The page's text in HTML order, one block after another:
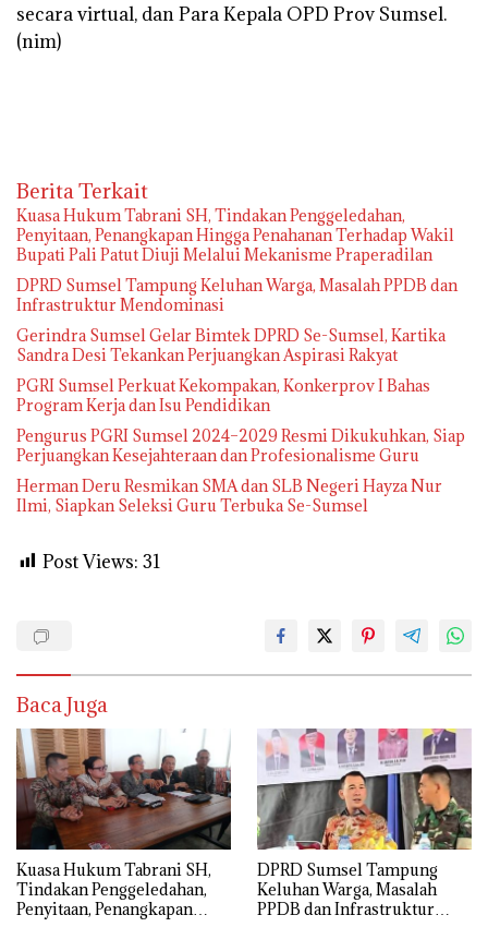
secara virtual, dan Para Kepala OPD Prov Sumsel.
(nim)
Berita Terkait
‎Kuasa Hukum Tabrani SH, Tindakan Penggeledahan,
Penyitaan, Penangkapan Hingga Penahanan Terhadap Wakil
Bupati Pali Patut Diuji Melalui Mekanisme Praperadilan
DPRD Sumsel Tampung Keluhan Warga, Masalah PPDB dan
Infrastruktur Mendominasi
Gerindra Sumsel Gelar Bimtek DPRD Se-Sumsel, Kartika
Sandra Desi Tekankan Perjuangkan Aspirasi Rakyat
PGRI Sumsel Perkuat Kekompakan, Konkerprov I Bahas
Program Kerja dan Isu Pendidikan
Pengurus PGRI Sumsel 2024–2029 Resmi Dikukuhkan, Siap
Perjuangkan Kesejahteraan dan Profesionalisme Guru
Herman Deru Resmikan SMA dan SLB Negeri Hayza Nur
Ilmi, Siapkan Seleksi Guru Terbuka Se-Sumsel
Post Views: 31
Baca Juga
‎Kuasa Hukum Tabrani SH,
Tindakan Penggeledahan,
Penyitaan, Penangkapan
DPRD Sumsel Tampung
Keluhan Warga, Masalah
PPDB dan Infrastruktur